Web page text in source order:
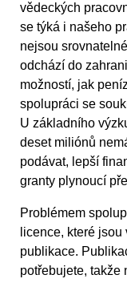
vědeckých
se týká i našeho
nejsou
odchází do
možností, jak
spolupráci se
U základního
deset miliónů
podávat, lepší
granty plynoucí
Problémem
licence, které
publikace.
potřebujete, takže